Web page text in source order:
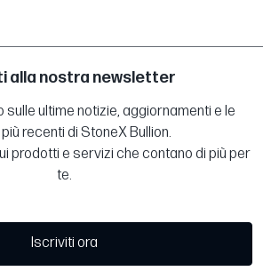
alla nostra newsletter
sulle ultime notizie, aggiornamenti e le
recenti di StoneX Bullion.
prodotti e servizi che contano di più per
te.
Iscriviti ora